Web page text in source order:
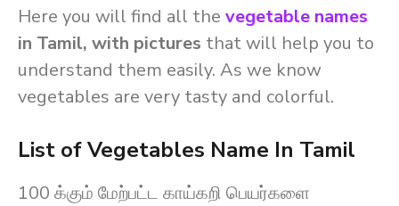
Here you will find all the vegetable names
in Tamil, with pictures that will help you to
understand them easily. As we know
vegetables are very tasty and colorful.
List of Vegetables Name In Tamil
100 க்கும் மேற்பட்ட காய்கறி பெயர்களை